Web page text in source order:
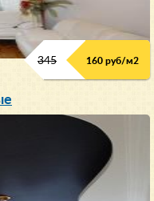
345 160 руб/м2